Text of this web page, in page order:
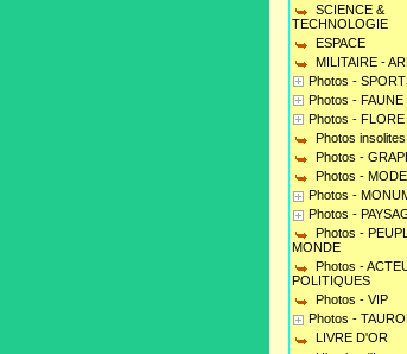
SCIENCE &
TECHNOLOGIE
ESPACE
MILITAIRE -
Photos -
Photos - FAUNE
Photos - FLORE
Photos insolites
Photos -
Photos - MODE
Photos -
Photos -
Photos -
MONDE
Photos -
POLITIQUES
Photos - VIP
Photos -
LIVRE D'OR